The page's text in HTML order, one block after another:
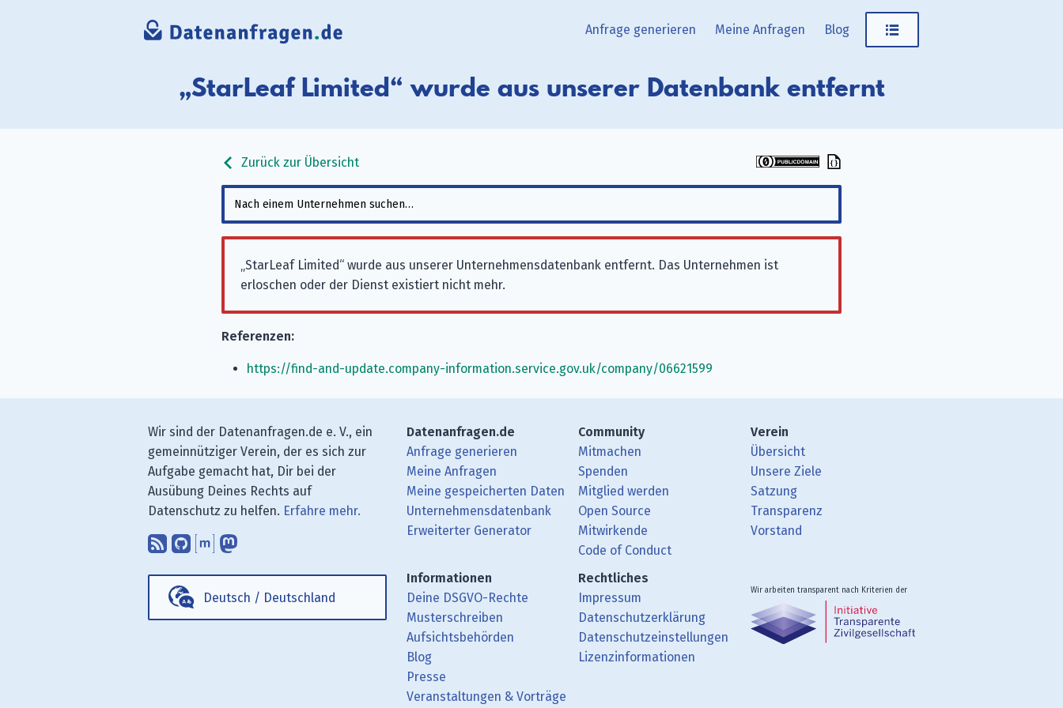
Anfrage generieren Meine Anfragen Blog
„StarLeaf Limited“ wurde aus unserer Datenbank entfernt
Zurück zur Übersicht
„StarLeaf Limited“ wurde aus unserer Unternehmensdatenbank entfernt. Das Unternehmen ist
erloschen oder der Dienst existiert nicht mehr.
Referenzen:
https://find-and-update.company-information.service.gov.uk/company/06621599
Wir sind der Datenanfragen.de e. V., ein
gemeinnütziger Verein, der es sich zur
Aufgabe gemacht hat, Dir bei der
Ausübung Deines Rechts auf
Datenschutz zu helfen. Erfahre mehr.
Abonniere unsere Blogbeiträge mit Deinem RSS-Reader.
Finde uns bei GitHub.
Unterhalte Dich mit uns über Matrix.
Folge uns bei Mastodon.
Deutsch / Deutschland
Datenanfragen.de
Anfrage generieren
Meine Anfragen
Meine gespeicherten Daten
Unternehmensdatenbank
Erweiterter Generator
Community
Mitmachen
Spenden
Mitglied werden
Open Source
Mitwirkende
Code of Conduct
Verein
Übersicht
Unsere Ziele
Satzung
Transparenz
Vorstand
Informationen
Deine DSGVO-Rechte
Musterschreiben
Aufsichtsbehörden
Blog
Presse
Veranstaltungen & Vorträge
Rechtliches
Impressum
Datenschutzerklärung
Datenschutzeinstellungen
Lizenzinformationen
Wir arbeiten transparent nach Kriterien der